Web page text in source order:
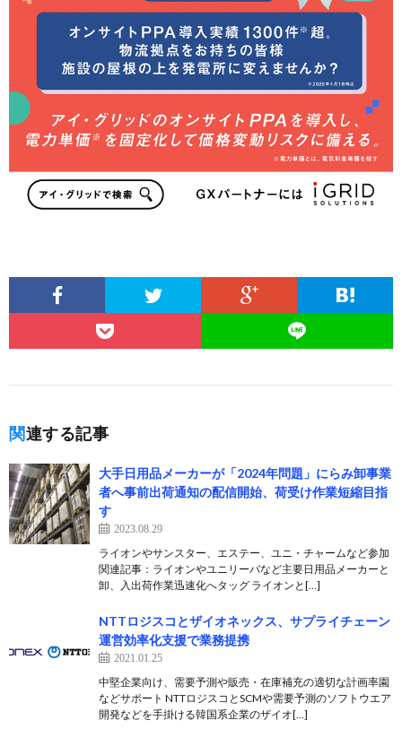
関連する記事
大手日用品メーカーが「2024年問題」にらみ卸事業
者へ事前出荷通知の配信開始、荷受け作業短縮目指
す
2023.08.29
ライオンやサンスター、エステー、ユニ・チャームなど参加
関連記事：ライオンやユニリーバなど主要日用品メーカーと
卸、入出荷作業迅速化へタッグ ライオンと[…]
NTTロジスコとザイオネックス、サプライチェーン
運営効率化支援で業務提携
2021.01.25
中堅企業向け、需要予測や販売・在庫補充の適切な計画率園
などサポート NTTロジスコとSCMや需要予測のソフトウエア
開発などを手掛ける韓国系企業のザイオ[…]